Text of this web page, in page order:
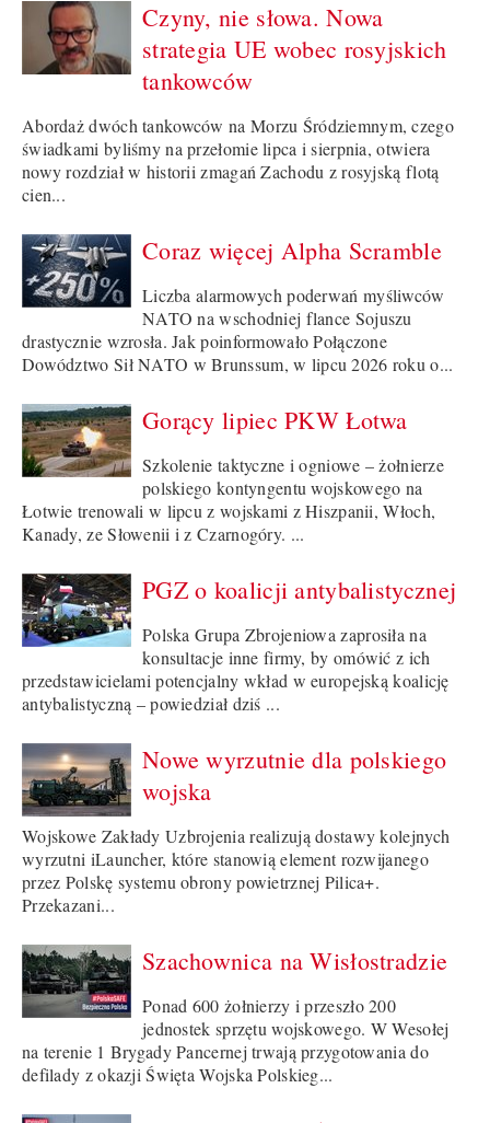
Czyny, nie słowa. Nowa
strategia UE wobec rosyjskich
tankowców
Abordaż dwóch tankowców na Morzu Śródziemnym, czego
świadkami byliśmy na przełomie lipca i sierpnia, otwiera
nowy rozdział w historii zmagań Zachodu z rosyjską flotą
cien...
Coraz więcej Alpha Scramble
Liczba alarmowych poderwań myśliwców
NATO na wschodniej flance Sojuszu
drastycznie wzrosła. Jak poinformowało Połączone
Dowództwo Sił NATO w Brunssum, w lipcu 2026 roku o...
Gorący lipiec PKW Łotwa
Szkolenie taktyczne i ogniowe – żołnierze
polskiego kontyngentu wojskowego na
Łotwie trenowali w lipcu z wojskami z Hiszpanii, Włoch,
Kanady, ze Słowenii i z Czarnogóry. ...
PGZ o koalicji antybalistycznej
Polska Grupa Zbrojeniowa zaprosiła na
konsultacje inne firmy, by omówić z ich
przedstawicielami potencjalny wkład w europejską koalicję
antybalistyczną – powiedział dziś ...
Nowe wyrzutnie dla polskiego
wojska
Wojskowe Zakłady Uzbrojenia realizują dostawy kolejnych
wyrzutni iLauncher, które stanowią element rozwijanego
przez Polskę systemu obrony powietrznej Pilica+.
Przekazani...
Szachownica na Wisłostradzie
Ponad 600 żołnierzy i przeszło 200
jednostek sprzętu wojskowego. W Wesołej
na terenie 1 Brygady Pancernej trwają przygotowania do
defilady z okazji Święta Wojska Polskieg...